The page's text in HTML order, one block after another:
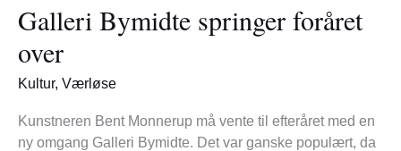
Galleri Bymidte springer foråret
over
Kultur, Værløse
Kunstneren Bent Monnerup må vente til efteråret med en
ny omgang Galleri Bymidte. Det var ganske populært, da
springer
foråret
over